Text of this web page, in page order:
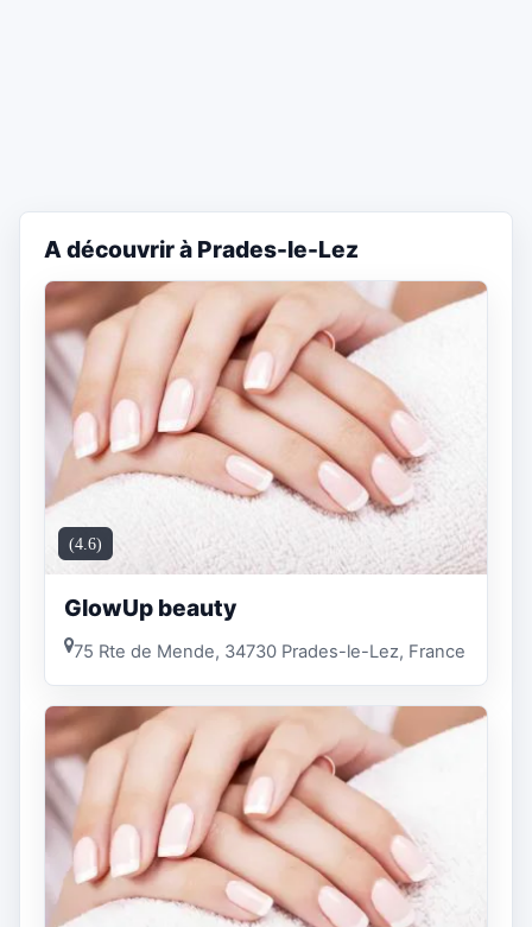
A découvrir à Prades-le-Lez
(4.6)
GlowUp beauty
75 Rte de Mende, 34730 Prades-le-Lez, France